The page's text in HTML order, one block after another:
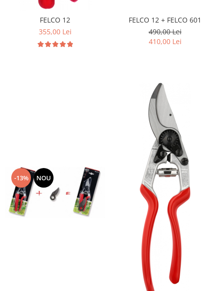
FELCO 12
355,00 Lei
FELCO 12 + FELCO 601
490,00 Lei
410,00 Lei
-13% NOU